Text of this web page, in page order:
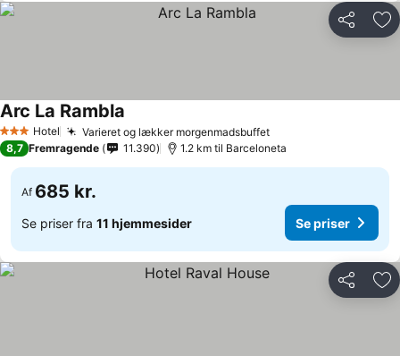
Del
3 StjernerHotel Varieret og lækker morgenmadsbuffet
Arc La Rambla
8,7 Fremragende 11.390 1.2 km til Barceloneta
Af 685 kr.
Se priser fra 11 hjemmesider Se priser
Del